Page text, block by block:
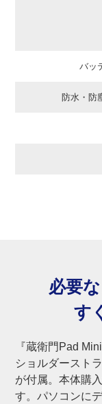
バッ
防水・防
必要
す
『蔵衛門Pad
ショルダースト
が付属。本体購
す。パソコンに